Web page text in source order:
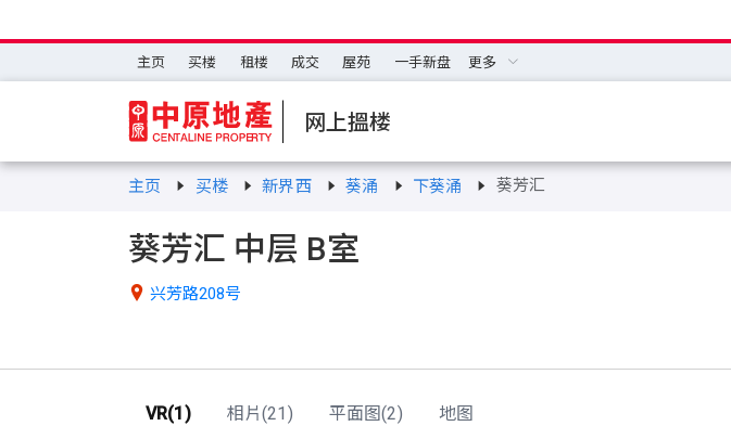
主页 买楼 租楼 成交 屋苑 一手新盘 更多
网上搵楼
主页 买楼 新界西 葵涌 下葵涌 葵芳汇
葵芳汇 中层 B室
 兴芳路208号
VR(1) 相片(21) 平面图(2) 地图